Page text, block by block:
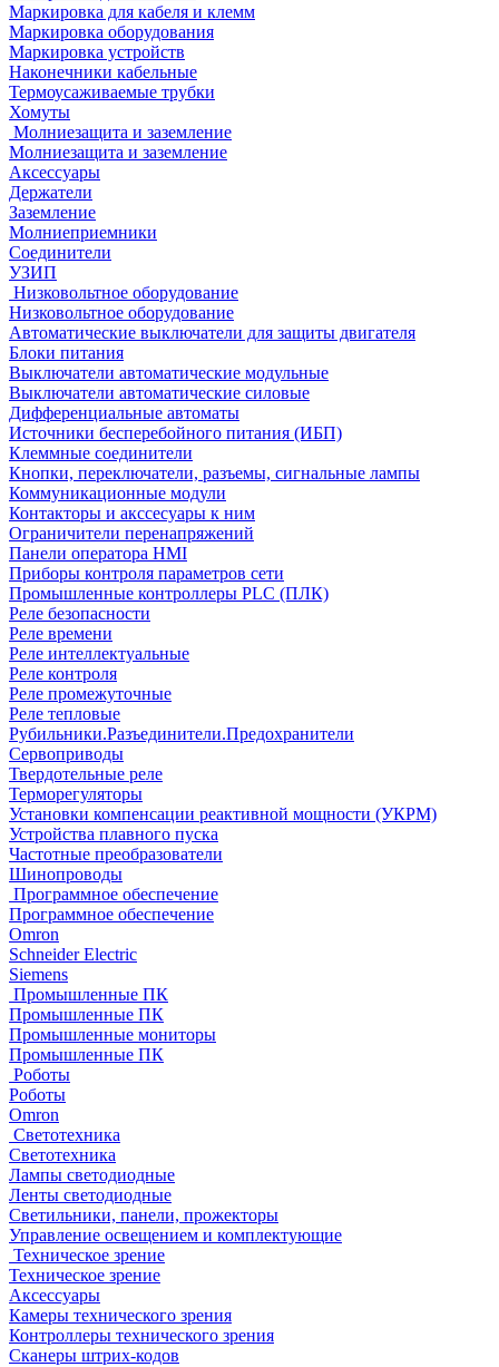
Маркировка для кабеля и клемм
Маркировка оборудования
Маркировка устройств
Наконечники кабельные
Термоусаживаемые трубки
Хомуты
Молниезащита и заземление
Молниезащита и заземление
Аксессуары
Держатели
Заземление
Молниеприемники
Соединители
УЗИП
Низковольтное оборудование
Низковольтное оборудование
Автоматические выключатели для защиты двигателя
Блоки питания
Выключатели автоматические модульные
Выключатели автоматические силовые
Дифференциальные автоматы
Источники бесперебойного питания (ИБП)
Клеммные соединители
Кнопки, переключатели, разъемы, сигнальные лампы
Коммуникационные модули
Контакторы и акссесуары к ним
Ограничители перенапряжений
Панели оператора HMI
Приборы контроля параметров сети
Промышленные контроллеры PLC (ПЛК)
Реле безопасности
Реле времени
Реле интеллектуальные
Реле контроля
Реле промежуточные
Реле тепловые
Рубильники.Разъединители.Предохранители
Сервоприводы
Твердотельные реле
Терморегуляторы
Установки компенсации реактивной мощности (УКРМ)
Устройства плавного пуска
Частотные преобразователи
Шинопроводы
Программное обеспечение
Программное обеспечение
Omron
Schneider Electric
Siemens
Промышленные ПК
Промышленные ПК
Промышленные мониторы
Промышленные ПК
Роботы
Роботы
Omron
Светотехника
Светотехника
Лампы светодиодные
Ленты светодиодные
Светильники, панели, прожекторы
Управление освещением и комплектующие
Техническое зрение
Техническое зрение
Аксессуары
Камеры технического зрения
Контроллеры технического зрения
Сканеры штрих-кодов